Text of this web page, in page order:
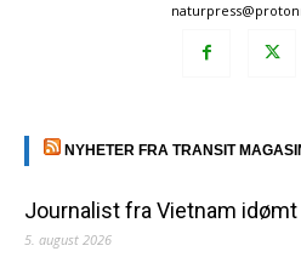
NYHETER FRA TRANSIT
Journalist fra Vietnam idømt
5. august 2026